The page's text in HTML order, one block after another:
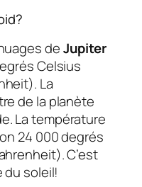
​​deJupiter
Celsius
La
de la planète
La température
24 000 degrés
C’est
du soleil!